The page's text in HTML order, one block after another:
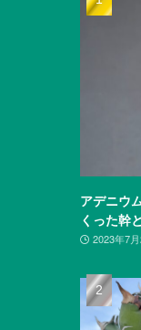
アデニウ
くった幹
2023年7